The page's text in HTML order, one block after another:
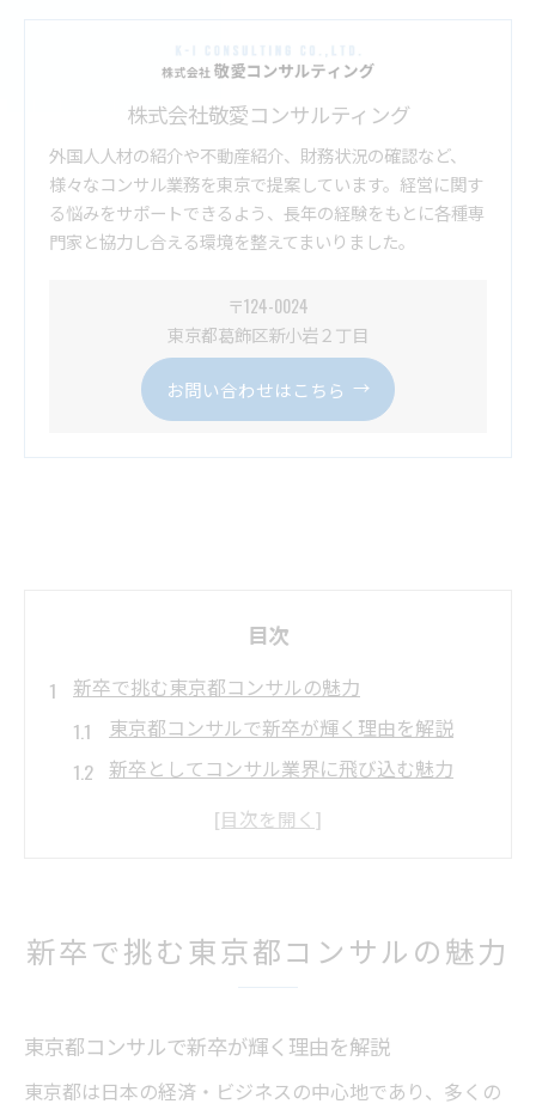
株式会社敬愛コンサルティング
外国人人材の紹介や不動産紹介、財務状況の確認など、
様々なコンサル業務を東京で提案しています。経営に関す
る悩みをサポートできるよう、長年の経験をもとに各種専
門家と協力し合える環境を整えてまいりました。
〒124-0024
東京都葛飾区新小岩２丁目
お問い合わせはこちら
目次
新卒で挑む東京都コンサルの魅力
東京都コンサルで新卒が輝く理由を解説
新卒としてコンサル業界に飛び込む魅力
コンサル新卒採用が東京都で注目される背
理想を叶えるコンサル新卒の道筋
東京都でコンサルとして成長する道のり
新卒コンサルが目指すべきキャリアパス
新卒で挑む東京都コンサルの魅力
東京都コンサルで新卒が輝く理由を解説
東京都は日本の経済・ビジネスの中心地であり、多くの